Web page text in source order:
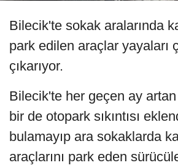
Bilecik'te sokak aralarında
park edilen araçlar yayaları
çıkarıyor.
Bilecik'te her geçen ay artan
bir de otopark sıkıntısı
bulamayıp ara sokaklarda
araçlarını park eden